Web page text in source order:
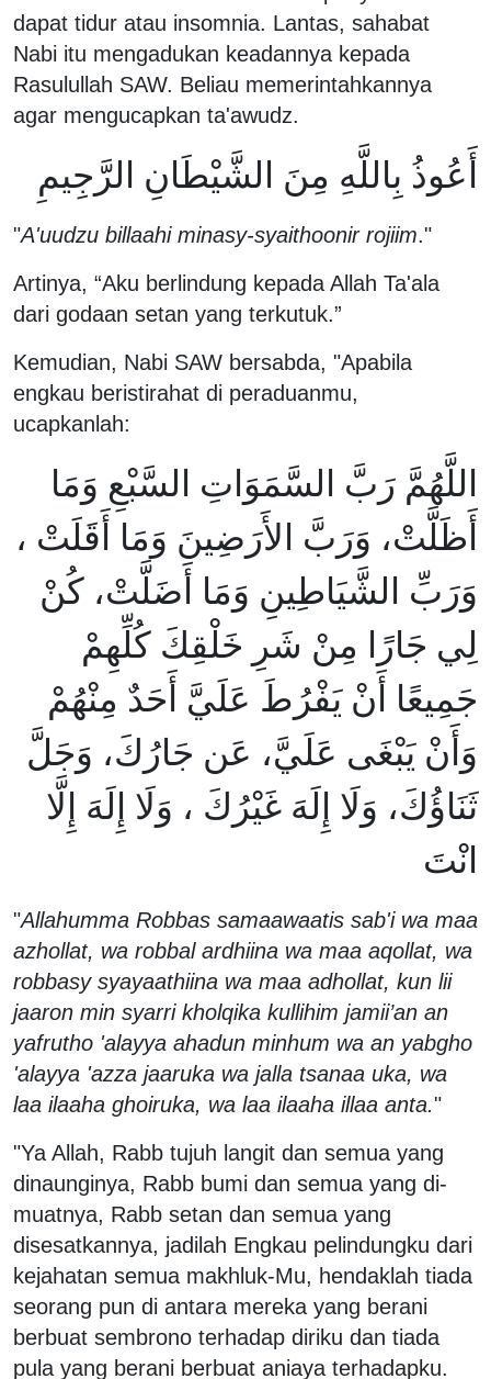
dapat tidur atau insomnia. Lantas, sahabat
Nabi itu mengadukan keadannya kepada
Rasulullah SAW. Beliau memerintahkannya
agar mengucapkan ta'awudz.
أَعُوذُ بِاللَّهِ مِنَ الشَّيْطَانِ الرَّجِيمِ
"A'uudzu billaahi minasy-syaithoonir rojiim."
Artinya, “Aku berlindung kepada Allah Ta'ala
dari godaan setan yang terkutuk.”
Kemudian, Nabi SAW bersabda, "Apabila
engkau beristirahat di peraduanmu,
ucapkanlah:
اللَّهُمَّ رَبَّ السَّمَوَاتِ السَّبْعِ وَمَا
أَظَلَّتْ، وَرَبَّ الأَرَضِينَ وَمَا أَقَلَتْ ،
وَرَبِّ الشَّيَاطِينِ وَمَا أَضَلَّتْ، كُنْ
لِي جَارًا مِنْ شَرِ خَلْقِكَ كُلِّهِمْ
جَمِيعًا أَنْ يَفْرُطَ عَلَيَّ أَحَدٌ مِنْهُمْ
وَأَنْ يَبْغَى عَلَيَّ، عَن جَارُكَ، وَجَلَّ
ثَنَاؤُكَ، وَلَا إِلَهَ غَيْرُكَ ، وَلَا إِلَهَ إِلَّا
انْتَ
"Allahumma Robbas samaawaatis sab'i wa maa
azhollat, wa robbal ardhiina wa maa aqollat, wa
robbasy syayaathiina wa maa adhollat, kun lii
jaaron min syarri kholqika kullihim jamii’an an
yafrutho 'alayya ahadun minhum wa an yabgho
'alayya 'azza jaaruka wa jalla tsanaa uka, wa
laa ilaaha ghoiruka, wa laa ilaaha illaa anta."
"Ya Allah, Rabb tujuh langit dan semua yang
dinaunginya, Rabb bumi dan semua yang di-
muatnya, Rabb setan dan semua yang
disesatkannya, jadilah Engkau pelindungku dari
kejahatan semua makhluk-Mu, hendaklah tiada
seorang pun di antara mereka yang berani
berbuat sembrono terhadap diriku dan tiada
pula yang berani berbuat aniaya terhadapku.